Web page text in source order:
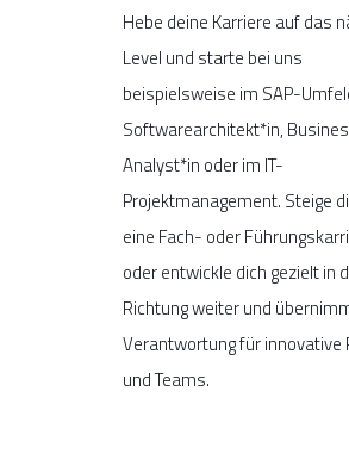
Hebe deine Karriere auf das
Level und starte bei uns
beispielsweise im SAP-
Softwarearchitekt*in,
Analyst*in oder im IT-
Projektmanagement. Steige
eine Fach- oder
oder entwickle dich gezielt in
Richtung weiter und
Verantwortung für innovative
und Teams.